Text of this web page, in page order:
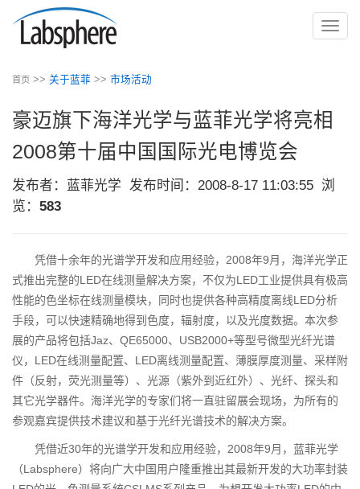
切
首页 >> 关于蓝菲 >> 市场活动
豪迈旗下海洋光学与蓝菲光学将亮相
2008第十届中国国际光电博览会
发布者：蓝菲光学 发布时间：2008-8-17 11:03:55 浏
览： 583
凭借十余年的光谱学开发和应用经验，2008年9月，海洋光学正
式推出完整的LED在线测量解决方案，不仅为LED工业提供具有极高
性能的色坐标在线测量模块，同时也提供各种高精度离线LED分析
手段，可以快速精确地得到色度，辐射度，以及光度数据。本次参
展的产品将包括Jaz、QE65000、USB2000+等型号微型光纤光谱
仪，LED在线测量配置、LED离线测量配置、薄膜厚度测量、采样附
件（反射，荧光测量等）、光源（紫外到近红外）、光纤、探头和
其它光学器件。海洋光学的专家们将一直驻留展会现场，为所有的
参观嘉宾提供技术建议和基于光纤光谱技术的解决方案。
凭借近30年的光谱学开发和应用经验，2008年9月，蓝菲光学
（Labsphere）将向广大中国用户隆重推出其最新开发的大功率封装